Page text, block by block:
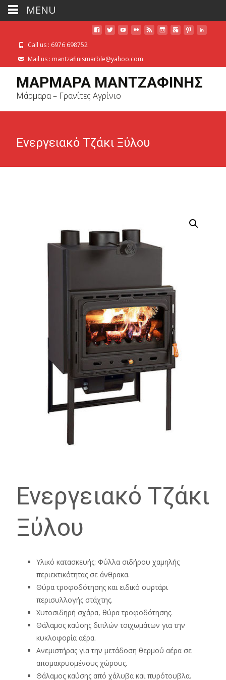
Call us : 6976 698752
Mail us : mantzafinismarble@yahoo.com
ΜΑΡΜΑΡΑ ΜΑΝΤΖΑΦΙΝΗΣ
Μάρμαρα – Γρανίτες Αγρίνιο
Ενεργειακό Τζάκι Ξύλου
Ενεργειακό Τζάκι
Ξύλου
Υλικό κατασκευής: Φύλλα σιδήρου χαμηλής
περιεκτικότητας σε άνθρακα.
Θύρα τροφοδότησης και ειδικό συρτάρι
περισυλλογής στάχτης.
Χυτοσιδηρή σχάρα, θύρα τροφοδότησης.
Θάλαμος καύσης διπλών τοιχωμάτων για την
κυκλοφορία αέρα.
Ανεμιστήρας για την μετάδοση θερμού αέρα σε
απομακρυσμένους χώρους.
Θάλαμος καύσης από χάλυβα και πυρότουβλα.
MENU